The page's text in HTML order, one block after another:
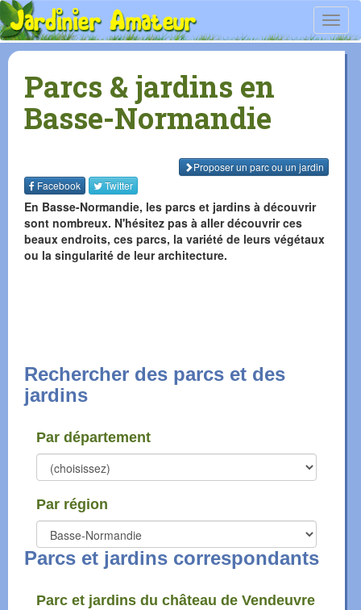
Parcs & jardins en
Basse-Normandie
Proposerun parc ou un jardin
Facebook
Twitter
En Basse-Normandie, les parcs et jardins à découvrir
sont nombreux. N'hésitez pas à aller découvrir ces
beaux endroits, ces parcs, la variété de leurs végétaux
ou la singularité de leur architecture.
Rechercher des parcs et des
jardins
Par département
Par région
Parcs et jardins correspondants
Parc et jardins du château de Vendeuvre